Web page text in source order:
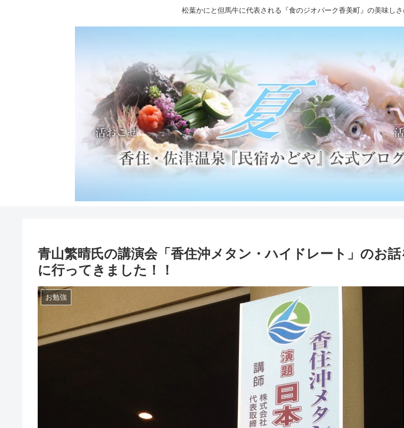
松葉かにと但馬牛に代表される『食のジオパーク香美町』の美味し
青山繁晴氏の講演会「香住沖メタン・ハイドレート」のお話
に行ってきました！！
お勉強